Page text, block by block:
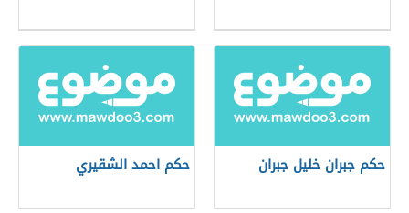
حكم جبران خليل جبران حكم احمد الشقيري